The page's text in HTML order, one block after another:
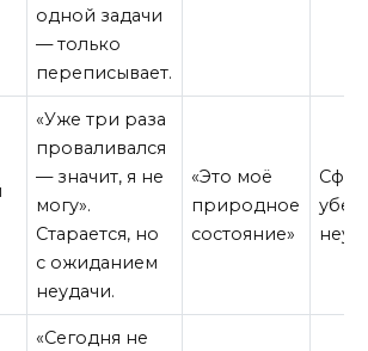
одной задачи
— только
переписывает.
«Уже три раза
проваливался
— значит, я не
могу».
Старается, но
с ожиданием
неудачи.
«Это моё
природное
состояние»
«Сегодня не